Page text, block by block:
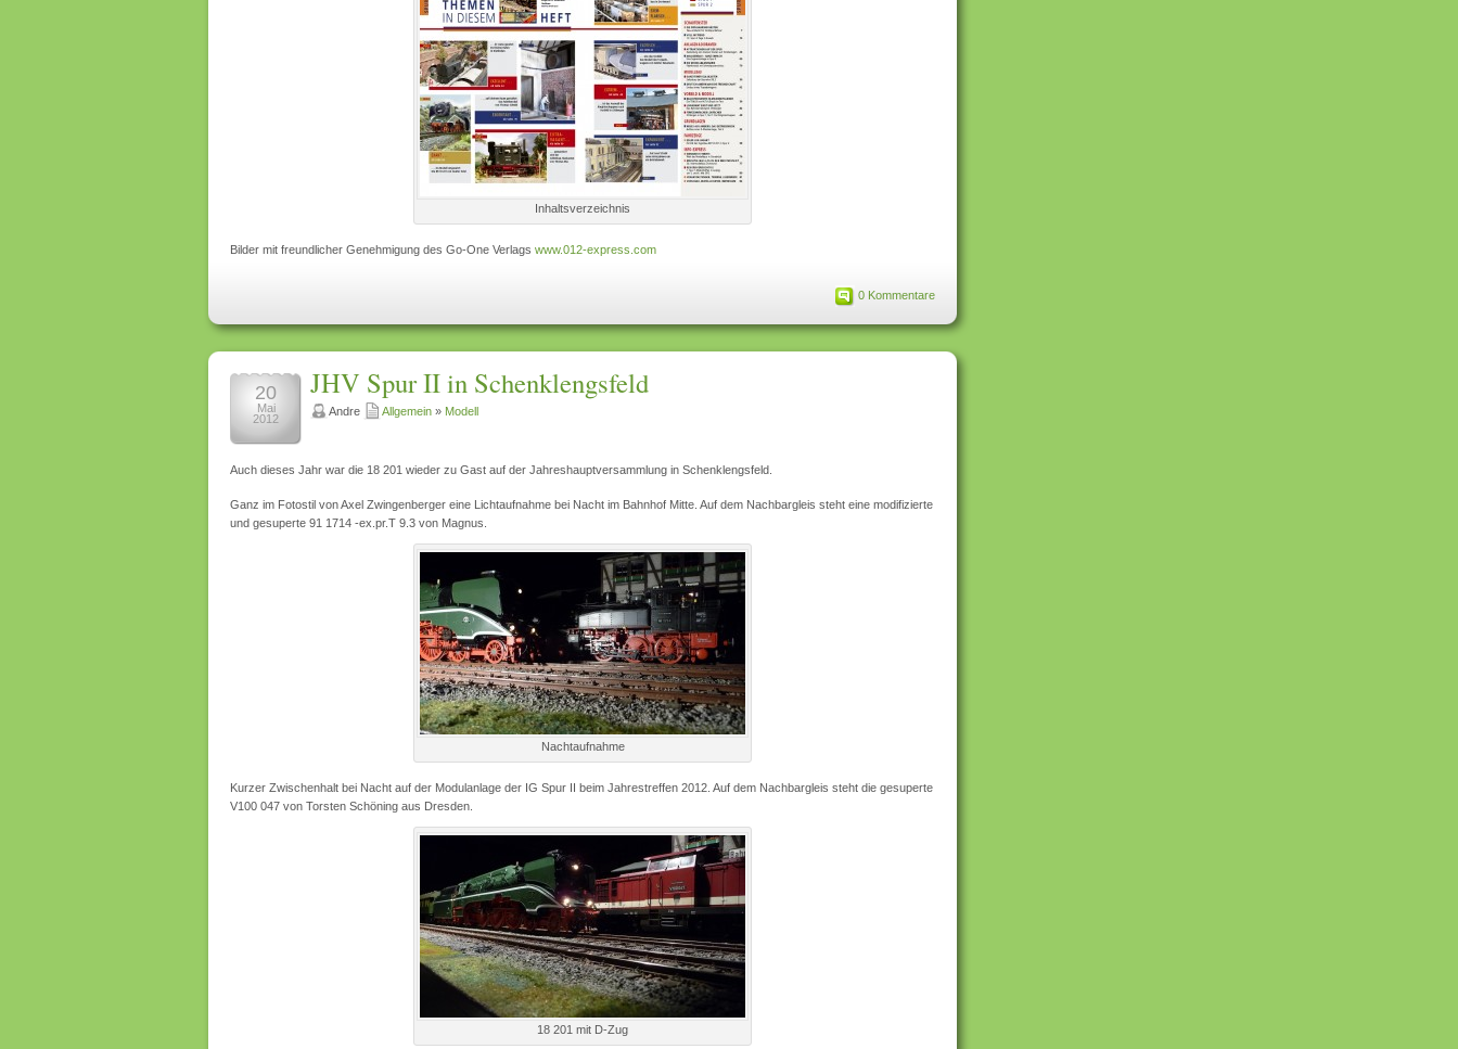
Inhaltsverzeichnis
Bilder mit freundlicher Genehmigung des Go-One Verlags www.012-express.com
0 Kommentare
20
Mai
2012
JHV Spur II in Schenklengsfeld
Andre Allgemein » Modell
Auch dieses Jahr war die 18 201 wieder zu Gast auf der Jahreshauptversammlung in Schenklengsfeld.
Ganz im Fotostil von Axel Zwingenberger eine Lichtaufnahme bei Nacht im Bahnhof Mitte. Auf dem Nachbargleis steht eine modifizierte
und gesuperte 91 1714 -ex.pr.T 9.3 von Magnus.
Nachtaufnahme
Kurzer Zwischenhalt bei Nacht auf der Modulanlage der IG Spur II beim Jahrestreffen 2012. Auf dem Nachbargleis steht die gesuperte
V100 047 von Torsten Schöning aus Dresden.
18 201 mit D-Zug